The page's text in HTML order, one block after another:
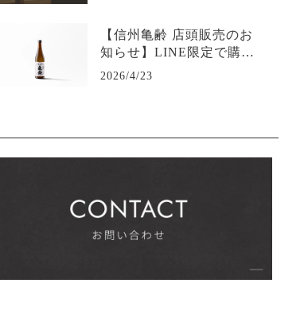
【信州亀齢 店頭販売のお
知らせ】LINE限定で購入
可能-日本酒専門店坐kura
2026/4/23